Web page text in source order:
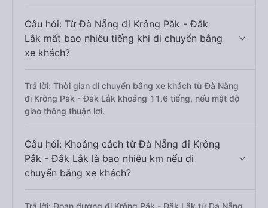
Câu hỏi: Từ Đà Nẵng đi Krông Pắk - Đắk
Lắk mất bao nhiêu tiếng khi di chuyển bằng
xe khách?
Trả lời: Thời gian di chuyển bằng xe khách từ Đà Nẵng
đi Krông Pắk - Đắk Lắk khoảng 11.6 tiếng, nếu mật độ
giao thông thuận lợi.
Câu hỏi: Khoảng cách từ Đà Nẵng đi Krông
Pắk - Đắk Lắk là bao nhiêu km nếu di
chuyển bằng xe khách?
Trả lời: Đoạn đường đi Krông Pắk - Đắk Lắk từ Đà Nẵng